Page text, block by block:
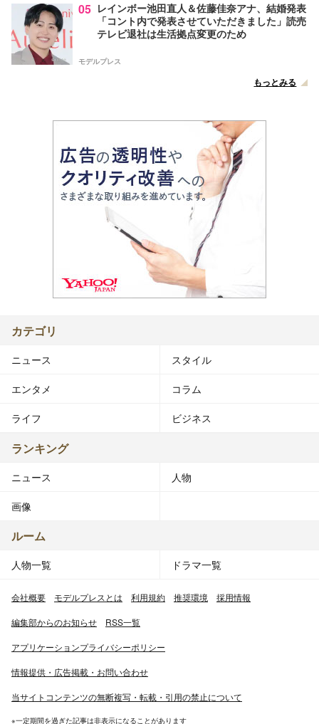
05 レインボー池田直人＆佐藤佳奈アナ、結婚発表
「コント内で発表させていただきました」読売
テレビ退社は生活拠点変更のため
モデルプレス
もっとみる
カテゴリ
ニュース スタイル
エンタメ コラム
ライフ ビジネス
ランキング
ニュース 人物
画像
ルーム
人物一覧 ドラマ一覧
会社概要 モデルプレスとは 利用規約 推奨環境 採用情報
編集部からのお知らせ RSS一覧
アプリケーションプライバシーポリシー
情報提供・広告掲載・お問い合わせ
当サイトコンテンツの無断複写・転載・引用の禁止について
※一定期間を過ぎた記事は非表示になることがあります